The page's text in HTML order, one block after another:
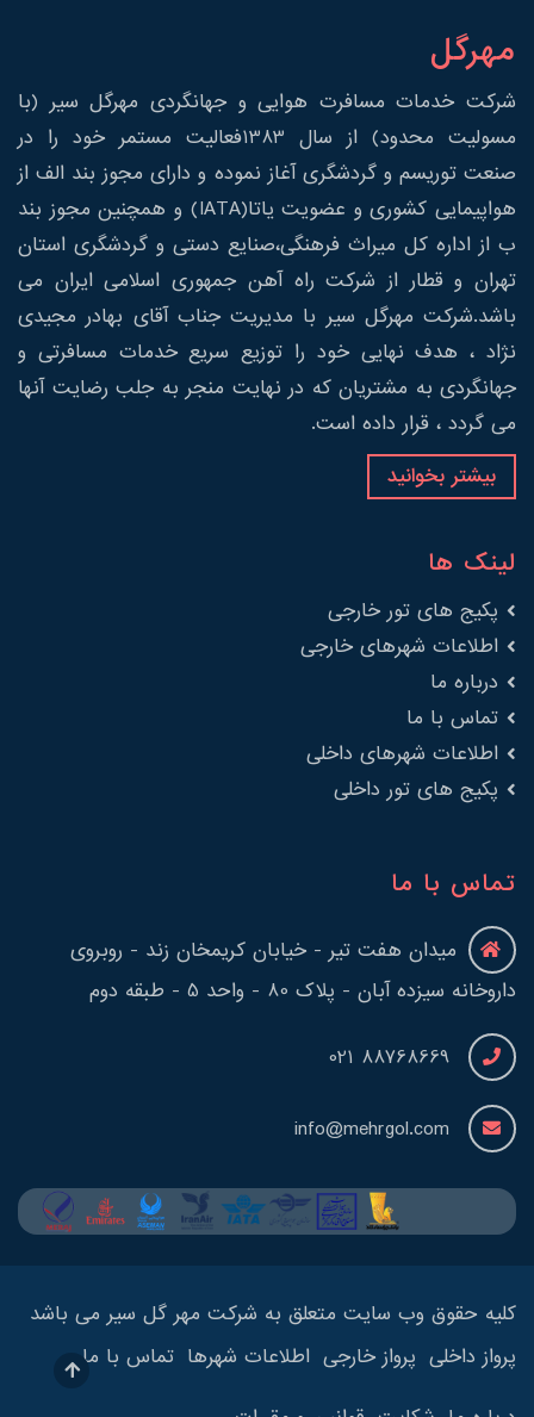
مهرگل
شرکت خدمات مسافرت هوایی و جهانگردی مهرگل سیر (با
مسولیت محدود) از سال 1383فعالیت مستمر خود را در
صنعت توریسم و گردشگری آغاز نموده و دارای مجوز بند الف از
هواپیمایی کشوری و عضویت یاتا(IATA) و همچنین مجوز بند
ب از اداره کل میراث فرهنگی،صنایع دستی و گردشگری استان
تهران و قطار از شرکت راه آهن جمهوری اسلامی ایران می
باشد.شرکت مهرگل سیر با مدیریت جناب آقای بهادر مجیدی
نژاد ، هدف نهایی خود را توزیع سریع خدمات مسافرتی و
جهانگردی به مشتریان که در نهایت منجر به جلب رضایت آنها
می گردد ، قرار داده است.
بیشتر بخوانید
لینک ها
پکیج های تور خارجی
اطلاعات شهرهای خارجی
درباره ما
تماس با ما
اطلاعات شهرهای داخلی
پکیج های تور داخلی
تماس با ما
میدان هفت تیر - خیابان کریمخان زند - روبروی
داروخانه سیزده آبان - پلاک 80 - واحد 5 - طبقه دوم
88768669 021
info@mehrgol.com
کلیه حقوق وب سایت متعلق به شرکت مهر گل سیر می باشد
پرواز داخلی پرواز خارجی اطلاعات شهرها تماس با ما